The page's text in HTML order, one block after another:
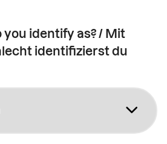
identify as? / Mit
identifizierst du